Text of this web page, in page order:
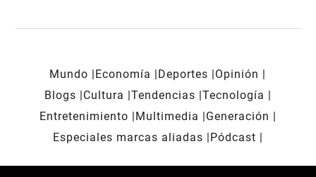
Mundo Economía Deportes
Opinión
Blogs
Cultura Tendencias Tecnología
Entretenimiento
Multimedia
Generación
Especiales marcas aliadas
Pódcast